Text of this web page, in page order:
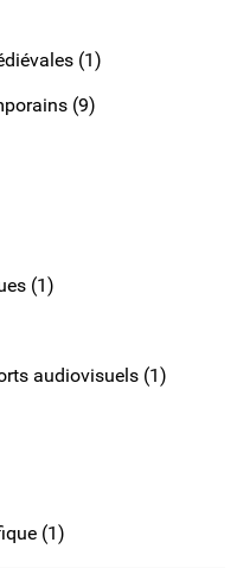
(1)
(9)
(1)
audiovisuels (1)
(1)